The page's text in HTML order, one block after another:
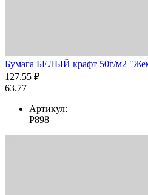
Бумага БЕЛЫЙ крафт 50г/м2
127.55 ₽
63.77
Артикул:
Р898